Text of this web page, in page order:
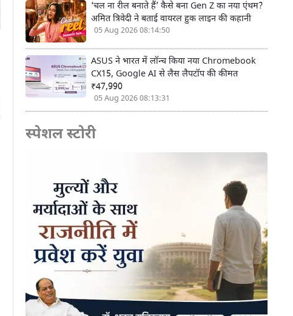
‘चल ना रील बनाते हैं’ कैसे बना Gen Z का नया एंथम?
अमित त्रिवेदी ने बताई वायरल हुक लाइन की कहानी
05 Aug 2026 08:14:50
ASUS ने भारत में लॉन्च किया नया Chromebook
CX15, Google AI से लैस लैपटॉप की कीमत
₹47,990
05 Aug 2026 08:13:31
स्पेशल स्टोरी